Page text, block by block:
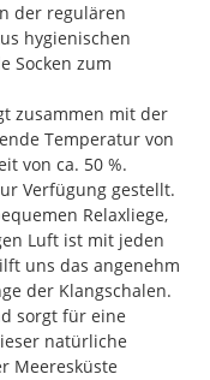
der regulären
hygienischen
Socken zum
zusammen mit der
Temperatur von
von ca. 50 %.
Verfügung gestellt.
Relaxliege,
Luft ist mit jeden
uns das angenehm
der Klangschalen.
sorgt für eine
natürliche
Meeresküste